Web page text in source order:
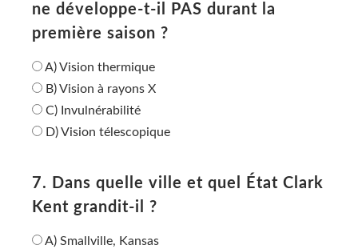
ne développe-t-il PAS durant la
première saison ?
A) Vision thermique
B) Vision à rayons X
C) Invulnérabilité
D) Vision télescopique
7. Dans quelle ville et quel État Clark
Kent grandit-il ?
A) Smallville, Kansas